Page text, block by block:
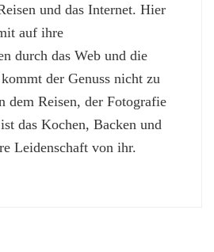
und das Internet. Hier
auf ihre
durch das Web und die
der Genuss nicht zu
dem Reisen, der Fotografie
das Kochen, Backen und
Leidenschaft von ihr.